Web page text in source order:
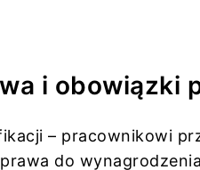
i obowiązki
– pracownikowi
do